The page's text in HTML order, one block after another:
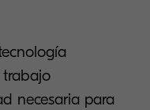
trabajo
necesaria para